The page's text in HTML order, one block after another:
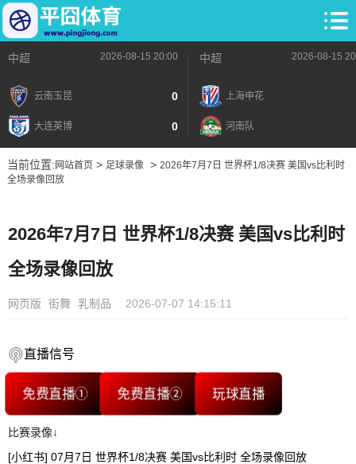
中超 2026-08-15 20:00
云南玉昆 0
大连英博 0
中超 2026-08-15
上海申花
河南队
当前位置: 网站首页> 足球录像 > 2026年7月7日 世界杯1/8决赛 美国vs比利时
全场录像回放
2026年7月7日 世界杯1/8决赛 美国vs比利时
全场录像回放
网页版 街舞 乳制品 2026-07-07 14:15:11
直播信号
免费直播① 免费直播② 玩球直播
比赛录像↓
[小红书] 07月7日 世界杯1/8决赛 美国vs比利时 全场录像回放